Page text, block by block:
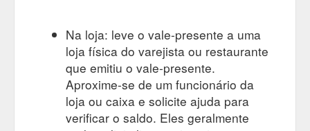
Na loja: leve o vale-presente a uma
loja física do varejista ou restaurante
que emitiu o vale-presente.
Aproxime-se de um funcionário da
loja ou caixa e solicite ajuda para
verificar o saldo. Eles geralmente